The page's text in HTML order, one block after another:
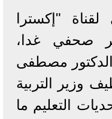
"إكسترا
صحفي غدا،
الدكتور مصطفى
وزير التربية
التعليم ما